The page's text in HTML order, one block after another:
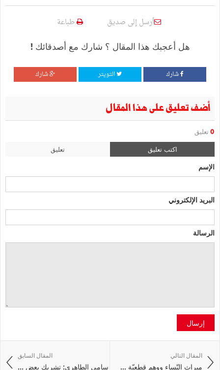
أرسل إلى صديق طباعة
هل أعجبك هذا المقال ؟ شارك مع أصدقائك !
شارك التويتر شارك
أضف تعليق على هذا المقال
0 تعليق
اكتب تعليق تعليق
الإسم
البريد الإلكتروني
الرسالة
إرسال
المقال السابق
سامي الطاهري: تشريك بعض ...
المقال التالي
ميراث النّساء ووهم قطعيّة ...